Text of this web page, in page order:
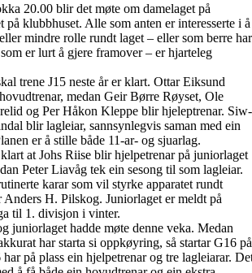
20.00 blir det møte om damelaget på
på klubbhuset. Alle som anten er interesserte i å
mindre rolle rundt laget – eller som berre har
er lurt å gjere framover – er hjarteleg
trene J15 neste år er klart. Ottar Eiksund
medan Geir Børre Røyset, Ole
og Per Håkon Kleppe blir hjeleptrenar. Siw-
blir lagleiar, sannsynlegvis saman med ein
er å stille både 11-ar- og sjuarlag.
at Johs Riise blir hjelpetrenar på juniorlaget
Peter Liavåg tek ein sesong til som lagleiar.
karar som vil styrke apparatet rundt
Anders H. Pilskog. Juniorlaget er meldt på
til 1. divisjon i vinter.
juniorlaget hadde møte denne veka. Medan
har starta si oppkøyring, så startar G16 på
på plass ein hjelpetrenar og tre lagleiarar.